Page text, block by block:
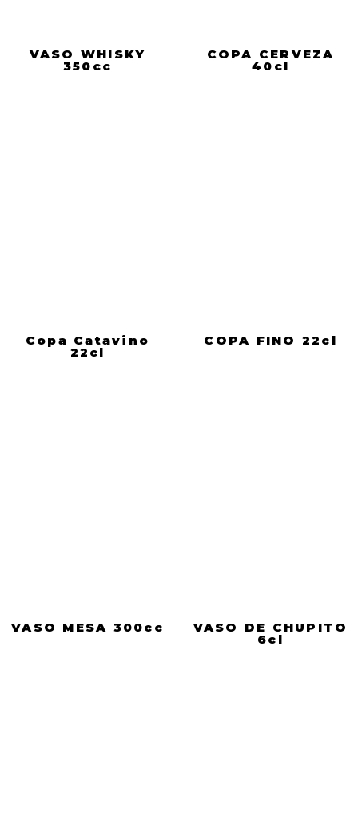
VASO WHISKY
350cc
COPA CERVEZA
40cl
Copa Catavino
22cl
COPA FINO 22cl
VASO MESA 300cc VASO DE CHUPITO
6cl